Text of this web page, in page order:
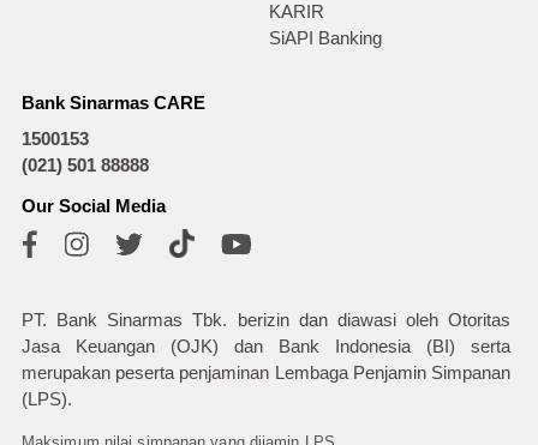
KARIR
SiAPI Banking
Bank Sinarmas CARE
1500153
(021) 501 88888
Our Social Media
PT. Bank Sinarmas Tbk. berizin dan diawasi oleh Otoritas
Jasa Keuangan (OJK) dan Bank Indonesia (BI) serta
merupakan peserta penjaminan Lembaga Penjamin Simpanan
(LPS).